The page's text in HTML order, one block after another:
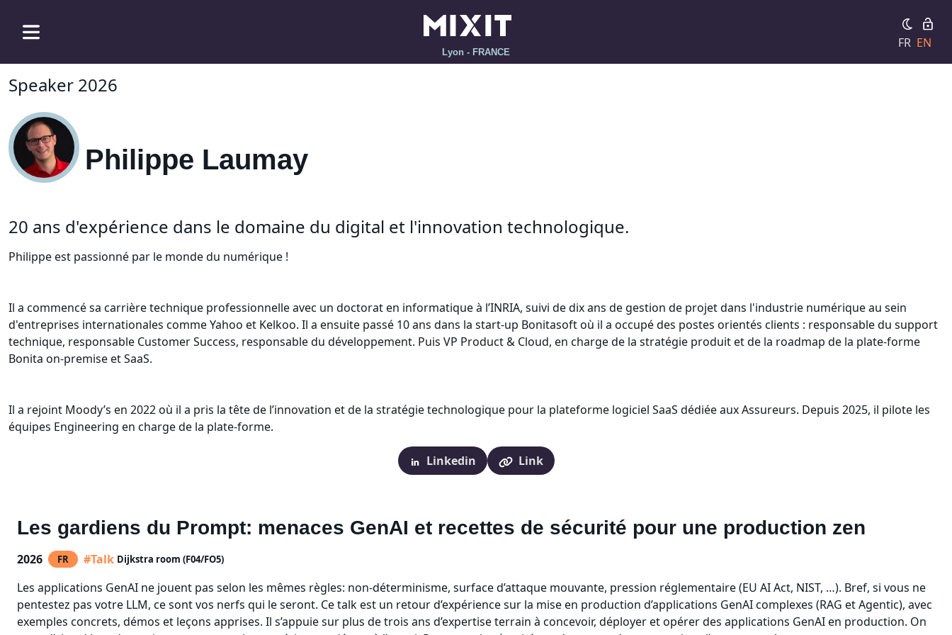
Lyon - FRANCE
FR EN
Speaker 2026
Philippe Laumay
20 ans d'expérience dans le domaine du digital et l'innovation technologique.
Philippe est passionné par le monde du numérique !
Il a commencé sa carrière technique professionnelle avec un doctorat en informatique à l’INRIA, suivi de dix ans de gestion de projet dans l'industrie numérique au sein
d'entreprises internationales comme Yahoo et Kelkoo. Il a ensuite passé 10 ans dans la start-up Bonitasoft où il a occupé des postes orientés clients : responsable du support
technique, responsable Customer Success, responsable du développement. Puis VP Product & Cloud, en charge de la stratégie produit et de la roadmap de la plate-forme
Bonita on-premise et SaaS.
Il a rejoint Moody’s en 2022 où il a pris la tête de l’innovation et de la stratégie technologique pour la plateforme logiciel SaaS dédiée aux Assureurs. Depuis 2025, il pilote les
équipes Engineering en charge de la plate-forme.
Linkedin Link
Les gardiens du Prompt: menaces GenAI et recettes de sécurité pour une production zen
2026 FR #Talk Dijkstra room (F04/FO5)
Les applications GenAI ne jouent pas selon les mêmes règles: non-déterminisme, surface d’attaque mouvante, pression réglementaire (EU AI Act, NIST, …). Bref, si vous ne
pentestez pas votre LLM, ce sont vos nerfs qui le seront. Ce talk est un retour d’expérience sur la mise en production d’applications GenAI complexes (RAG et Agentic), avec
exemples concrets, démos et leçons apprises. Il s’appuie sur plus de trois ans d’expertise terrain à concevoir, déployer et opérer des applications GenAI en production. On